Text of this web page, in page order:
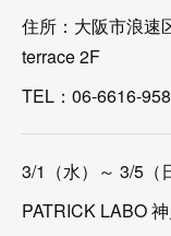
住所：大阪市浪速
terrace 2F
TEL：06-6616-
3/1（水）～ 3/5（
PATRICK LABO